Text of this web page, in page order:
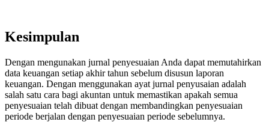
Kesimpulan
Dengan mengunakan jurnal penyesuaian Anda dapat memutahirkan
data keuangan setiap akhir tahun sebelum disusun laporan
keuangan. Dengan menggunakan ayat jurnal penyusaian adalah
salah satu cara bagi akuntan untuk memastikan apakah semua
penyesuaian telah dibuat dengan membandingkan penyesuaian
periode berjalan dengan penyesuaian periode sebelumnya.